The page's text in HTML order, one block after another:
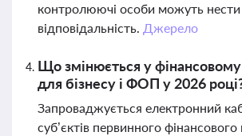
контролюючі особи можуть нести
відповідальність. Джерело
Що змінюється у
для бізнесу і ФОП у 2026
Запроваджується електронний
суб’єктів первинного